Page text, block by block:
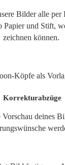
Bilder alle per
Papier und Stift,
zeichnen können.
Korrekturabzüge
deines